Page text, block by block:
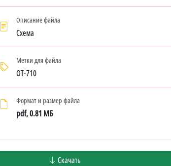
Описание файла
Схема
Метки для файла
OT-710
Формат и размер файла
pdf, 0.81 МБ
Скачать